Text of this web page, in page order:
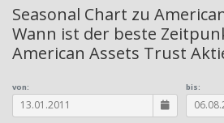
Seasonal Chart zu
Wann ist der beste
American Assets Trust
von: bis: